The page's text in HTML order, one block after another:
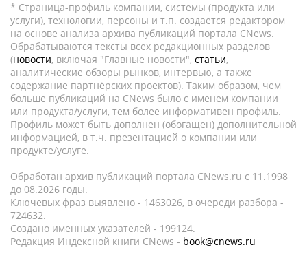
* Страница-профиль компании, системы (продукта или
услуги), технологии, персоны и т.п. создается редактором
на основе анализа архива публикаций портала CNews.
Обрабатываются тексты всех редакционных разделов
(новости, включая "Главные новости", статьи,
аналитические обзоры рынков, интервью, а также
содержание партнёрских проектов). Таким образом, чем
больше публикаций на CNews было с именем компании
или продукта/услуги, тем более информативен профиль.
Профиль может быть дополнен (обогащен) дополнительной
информацией, в т.ч. презентацией о компании или
продукте/услуге.
Обработан архив публикаций портала CNews.ru c 11.1998
до 08.2026 годы.
Ключевых фраз выявлено - 1463026, в очереди разбора -
724632.
Создано именных указателей - 199124.
Редакция Индексной книги CNews - book@cnews.ru